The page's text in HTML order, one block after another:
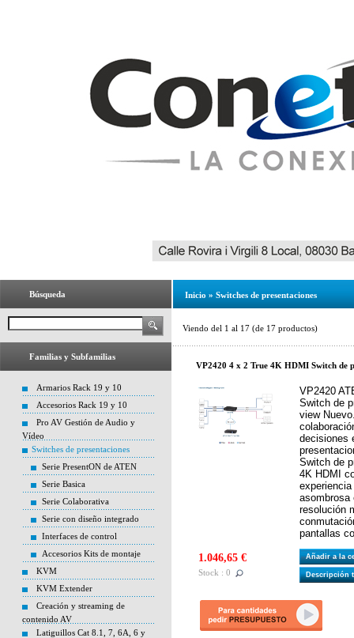
Búsqueda
Familias y Subfamilias
Armarios Rack 19 y 10
Accesorios Rack 19 y 10
Pro AV Gestión de Audio y
Vídeo
Switches de presentaciones
Serie PresentON de ATEN
Serie Basica
Serie Colaborativa
Serie con diseño integrado
Interfaces de control
Accesorios Kits de montaje
KVM
KVM Extender
Creación y streaming de
contenido AV
Latiguillos Cat 8.1, 7, 6A, 6 y
Inicio » Switches de presentaciones
Viendo del 1 al 17 (de 17 productos)
VP2420 4 x 2 True 4K HDMI Switch de
VP2420
Switch de
view
decisiones
Switch de
4K HDMI
asombrosa
resolución
pantallas
1.046,65 €
Stock : 0
Añadir a la
Descripción